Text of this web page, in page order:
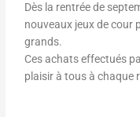
Dès la rentrée de
nouveaux jeux de cour
grands.
Ces achats effectués
plaisir à tous à chaque